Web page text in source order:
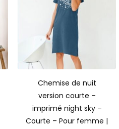
Chemise de nuit
version courte –
imprimé night sky –
Courte – Pour femme |